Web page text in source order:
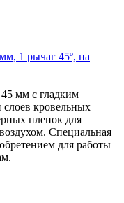
1 рычаг 45º, на
мм с гладким
кровельных
пленок для
Специальная
для работы